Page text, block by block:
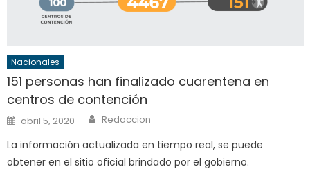
Nacionales
151 personas han finalizado cuarentena en
centros de contención
Posted
on
abril 5, 2020 Author
Redaccion
La información actualizada en tiempo real, se puede
obtener en el sitio oficial brindado por el gobierno.